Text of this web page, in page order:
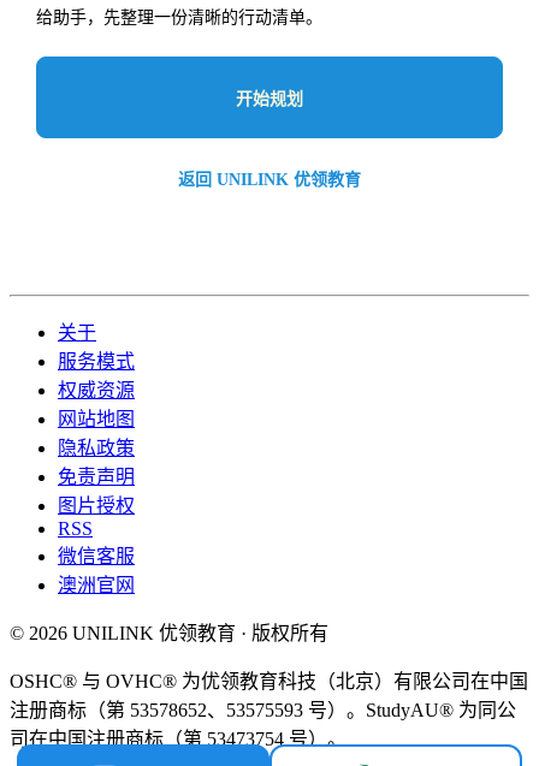
给助手，先整理一份清晰的行动清单。
开始规划
返回 UNILINK 优领教育
关于
服务模式
权威资源
网站地图
隐私政策
免责声明
图片授权
RSS
微信客服
澳洲官网
© 2026 UNILINK 优领教育 · 版权所有
OSHC® 与 OVHC® 为优领教育科技（北京）有限公司在中国
注册商标（第 53578652、53575593 号）。StudyAU® 为同公
司在中国注册商标（第 53473754 号）。